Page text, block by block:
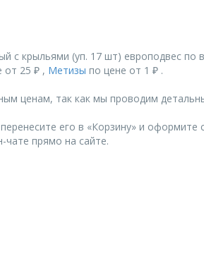
с крыльями (уп. 17 шт) европодвес
от 25 ₽ , Метизы по цене от 1 ₽ .
ценам, так как мы проводим
его в «Корзину» и оформите
чате прямо на сайте.